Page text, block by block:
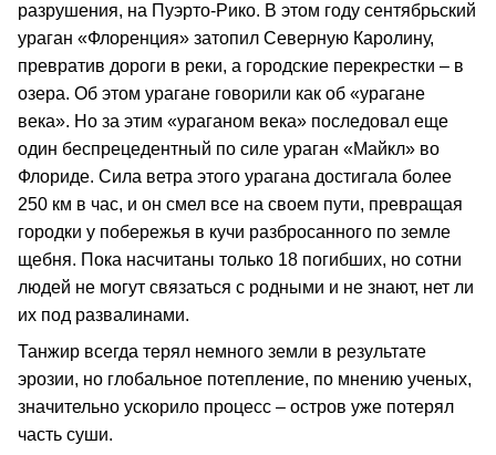
разрушения, на Пуэрто-Рико. В этом году сентябрьский
ураган «Флоренция» затопил Северную Каролину,
превратив дороги в реки, а городские перекрестки – в
озера. Об этом урагане говорили как об «урагане
века». Но за этим «ураганом века» последовал еще
один беспрецедентный по силе ураган «Майкл» во
Флориде. Сила ветра этого урагана достигала более
250 км в час, и он смел все на своем пути, превращая
городки у побережья в кучи разбросанного по земле
щебня. Пока насчитаны только 18 погибших, но сотни
людей не могут связаться с родными и не знают, нет ли
их под развалинами.
Танжир всегда терял немного земли в результате
эрозии, но глобальное потепление, по мнению ученых,
значительно ускорило процесс – остров уже потерял
часть суши.